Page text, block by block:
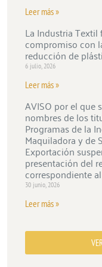
Leer más »
La Industria Textil
compromiso con
reducción de
6 julio, 2026
Leer más »
AVISO por el que
nombres de los
Programas de la
Maquiladora y de
Exportación
presentación del
correspondiente
30 junio, 2026
Leer más »